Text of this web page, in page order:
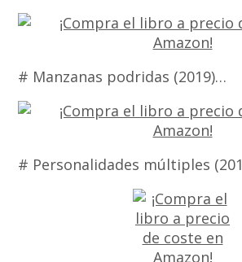
# Manzanas podridas (2019)…
# Personalidades múltiples